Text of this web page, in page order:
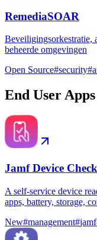
RemediaSOAR
Beveiligingsorkestratie,
beheerde omgevingen
Open Source#security#
End User Apps
Jamf Device
A self-service device
apps, battery, storage,
New#management#